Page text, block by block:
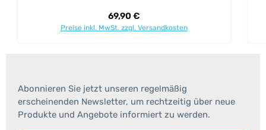
Regulärer Preis:
69,90 €
Preise inkl. MwSt. zzgl. Versandkosten
Abonnieren Sie jetzt unseren regelmäßig
erscheinenden Newsletter, um rechtzeitig über neue
Produkte und Angebote informiert zu werden.